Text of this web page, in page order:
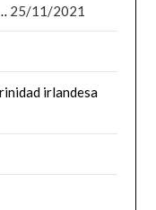
25/11/2021
irlandesa